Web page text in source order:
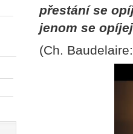
přestání se
jenom se
(Ch.